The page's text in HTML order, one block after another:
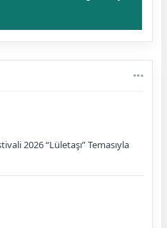
2026 “Lületaşı” Temasıyla